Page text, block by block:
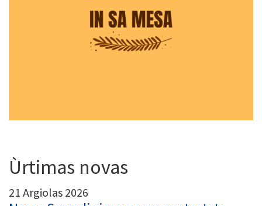
Ùrtimas novas
21 Argiolas 2026